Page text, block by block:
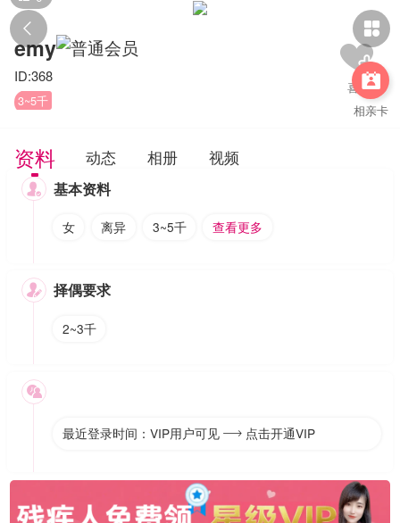
 

相亲卡
emy
ID:368
3~5千
资料 动态 相册 视频
 基本资料
女 离异 3~5千 查看更多
 择偶要求
2~3千

最近登录时间：VIP用户可见  点击开通VIP